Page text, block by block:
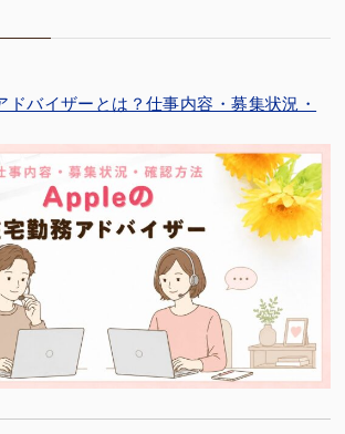
ドバイザーとは？仕事内容・募集状況・